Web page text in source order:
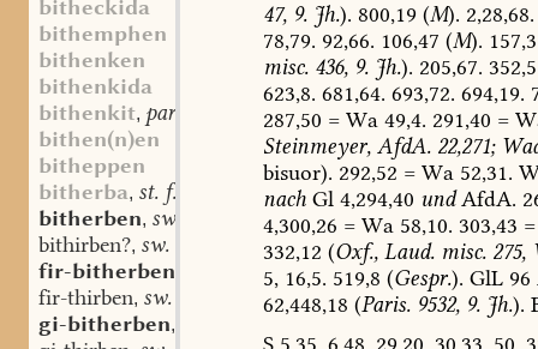
bitheckida
bithemphen
bithenken
bithenkida
bithenkit, part. prt.
bithen(n)en
bitheppen
bitherba, st. f.
bitherben, sw. v.
bithirben?, sw. v.
fir-bitherben
fir-thirben, sw. v.
gi-bitherben,
47, 9.Jh.). 800,19 (M). 2,28,68.
78,79. 92,66. 106,47 (M). 157,3
misc.436, 9.Jh.). 205,67.
623,8. 681,64. 693,72. 694,19.
287,50 =Wa 49,4. 291,40 =
Steinmeyer,AfdA. 22,271;
bisuor). 292,52 =Wa52,31.
nachGl4,294,40 undAfdA.
4,300,26 =Wa58,10. 303,43 =
332,12 (Oxf.,Laud.misc.275,
5, 16,5. 519,8 (Gespr.). GlL96
62,448,18 (Paris.9532,9.Jh.).
S5,35. 6,48. 29,20. 30,33. 50.